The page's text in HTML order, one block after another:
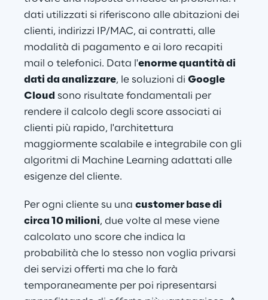
dati utilizzati si riferiscono alle abitazioni dei
clienti, indirizzi IP/MAC, ai contratti, alle
modalità di pagamento e ai loro recapiti
mail o telefonici. Data l'enorme quantità di
dati da analizzare, le soluzioni di Google
Cloud sono risultate fondamentali per
rendere il calcolo degli score associati ai
clienti più rapido, l'architettura
maggiormente scalabile e integrabile con gli
algoritmi di Machine Learning adattati alle
esigenze del cliente.
Per ogni cliente su una customer base di
circa 10 milioni, due volte al mese viene
calcolato uno score che indica la
probabilità che lo stesso non voglia privarsi
dei servizi offerti ma che lo farà
temporaneamente per poi ripresentarsi